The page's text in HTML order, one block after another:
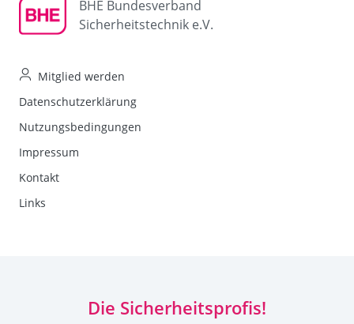
BHE Bundesverband
Sicherheitstechnik e.V.
Mitglied werden
Datenschutzerklärung
Nutzungsbedingungen
Impressum
Kontakt
Links
Die Sicherheitsprofis!